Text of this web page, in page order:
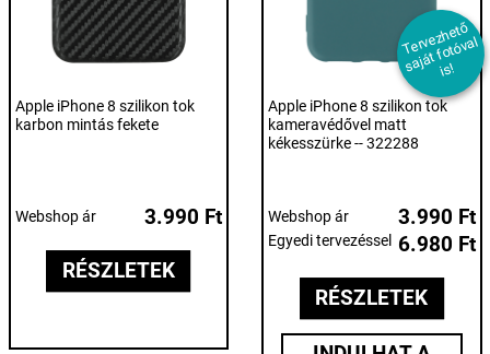
Apple iPhone 8 szilikon tok
karbon mintás fekete
Webshop ár 3.990 Ft
RÉSZLETEK
T
er
v
e
z
h
et
ő
s
aj
át f
ot
ó
v
al
i
s!
Apple iPhone 8 szilikon tok
kameravédővel matt
kékesszürke -- 322288
Webshop ár 3.990 Ft
Egyedi tervezéssel 6.980 Ft
RÉSZLETEK